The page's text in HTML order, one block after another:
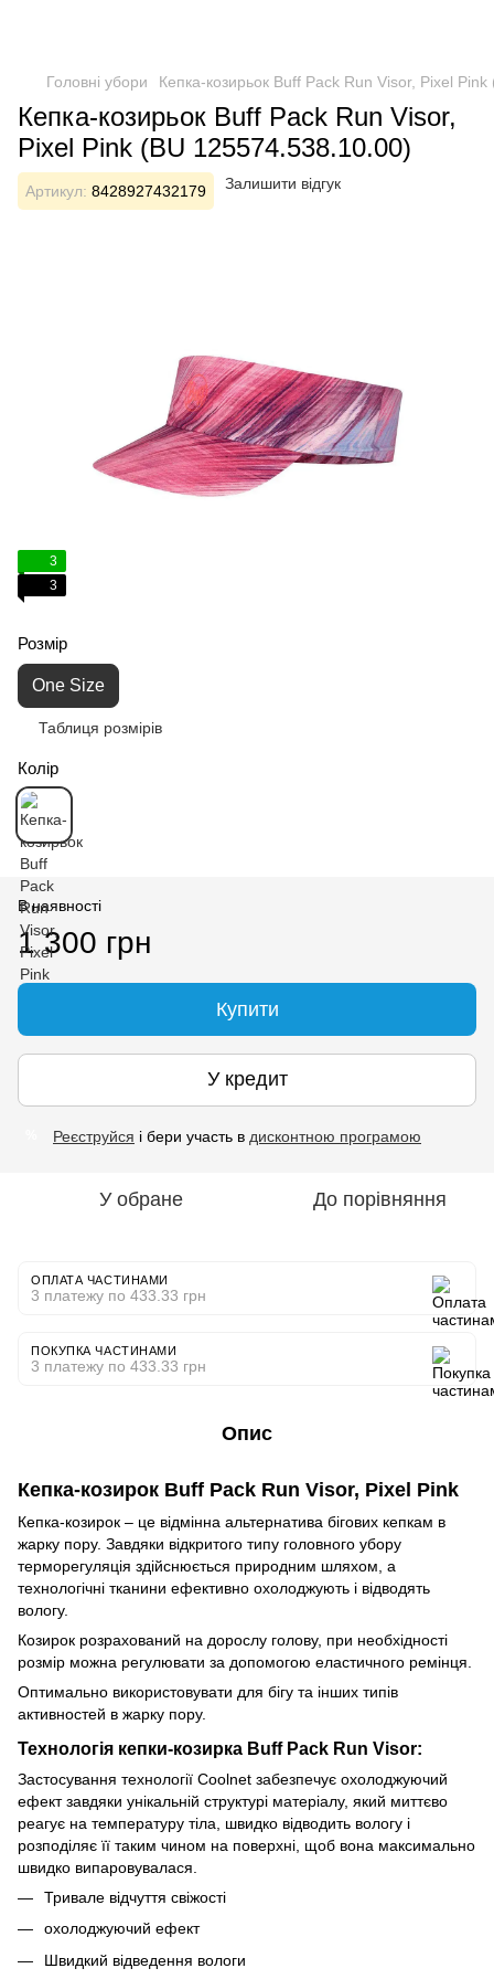
Головні убори Кепка-козирьок Buff Pack Run Visor, Pixel
Кепка-козирьок Buff Pack Run Visor,
Pixel Pink (BU 125574.538.10.00)
Артикул: 8428927432179 Залишити відгук
3
3
Розмір
One Size
Таблиця розмірів
Колір
В наявності
1 300 грн
Купити
У кредит
Реєструйся і бери участь в дисконтною програмою
У обране До порівняння
ОПЛАТА ЧАСТИНАМИ
3 платежу по 433.33 грн
ПОКУПКА ЧАСТИНАМИ
3 платежу по 433.33 грн
Опис
Кепка-козирок Buff Pack Run Visor, Pixel Pink
Кепка-козирок – це відмінна альтернатива бігових кепкам в
жарку пору. Завдяки відкритого типу головного убору
терморегуляція здійснюється природним шляхом, а
технологічні тканини ефективно охолоджують і відводять
вологу.
Козирок розрахований на дорослу голову, при необхідності
розмір можна регулювати за допомогою еластичного ремінця.
Оптимально використовувати для бігу та інших типів
активностей в жарку пору.
Технологія кепки-козирка Buff Pack Run Visor:
Застосування технології Coolnet забезпечує охолоджуючий
ефект завдяки унікальній структурі матеріалу, який миттєво
реагує на температуру тіла, швидко відводить вологу і
розподіляє її таким чином на поверхні, щоб вона максимально
швидко випаровувалася.
Тривале відчуття свіжості
охолоджуючий ефект
Швидкий відведення вологи